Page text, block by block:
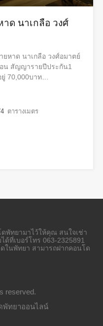
ด​ นาเกลือ​ วงศ์​
หาด​ นาเกลือ​ วงศ์​อมาตย์
น​ สัญญา​รายปีประกัน1
70,000บาท…
ตารางเมตร
พัทยามาไว้ให้คุณ สนใจเช่า
ที่เบอร์โทร 063-2325891
ในพัทยา สามารถฝากคอนโด
reserved.
พัทยาออนไลน์